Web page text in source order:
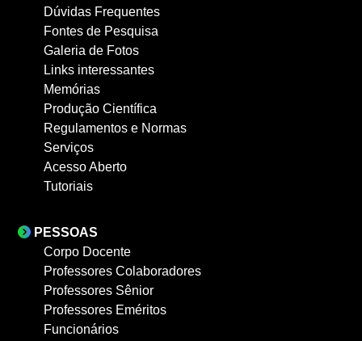
Dúvidas Frequentes
Fontes de Pesquisa
Galeria de Fotos
Links interessantes
Memórias
Produção Científica
Regulamentos e Normas
Serviços
Acesso Aberto
Tutoriais
PESSOAS
Corpo Docente
Professores Colaboradores
Professores Sênior
Professores Eméritos
Funcionários